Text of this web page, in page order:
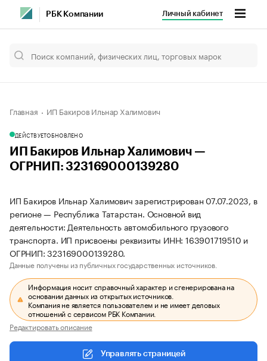
РБК Компании Личный кабинет
Главная ИП Бакиров Ильнар Халимович
ДЕЙСТВУЕТОБНОВЛЕНО
ИП Бакиров Ильнар Халимович —
ОГРНИП: 323169000139280
ИП Бакиров Ильнар Халимович зарегистрирован 07.07.2023, в
регионе — Республика Татарстан. Основной вид
деятельности: Деятельность автомобильного грузового
транспорта. ИП присвоены реквизиты ИНН: 163901719510 и
ОГРНИП: 323169000139280.
Данные получены из публичных государственных источников.
Информация носит справочный характер и сгенерирована на
основании данных из открытых источников.
Компания не является пользователем и не имеет деловых
отношений с сервисом РБК Компании.
Редактировать описание
Управлять страницей